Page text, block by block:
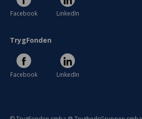
Facebook LinkedIn
TrygFonden
Facebook LinkedIn